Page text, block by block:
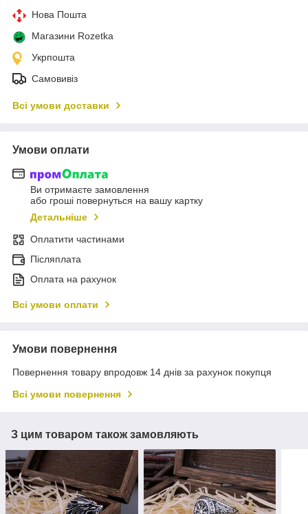
Нова Пошта
Магазини Rozetka
Укрпошта
Самовивіз
Всі умови доставки
Умови оплати
Ви отримаєте замовлення
або гроші повернуться на вашу картку
Детальніше
Оплатити частинами
Післяплата
Оплата на рахунок
Всі умови оплати
Умови повернення
Повернення товару впродовж 14 днів за рахунок покупця
Всі умови повернення
З цим товаром також замовляють